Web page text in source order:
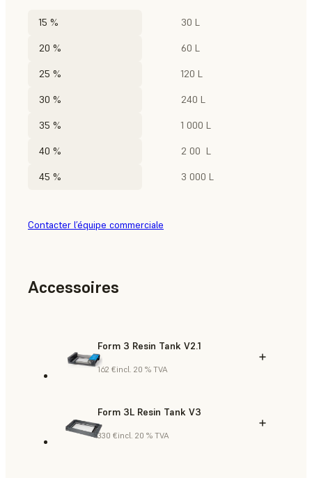
15 % 30 L
20 % 60 L
25 % 120 L
30 % 240 L
35 % 1 000 L
40 % 2 00 L
45 % 3 000 L
Contacter l’équipe commerciale
Accessoires
Form 3 Resin Tank V2.1
162 €incl. 20 % TVA
Form 3L Resin Tank V3
330 €incl. 20 % TVA